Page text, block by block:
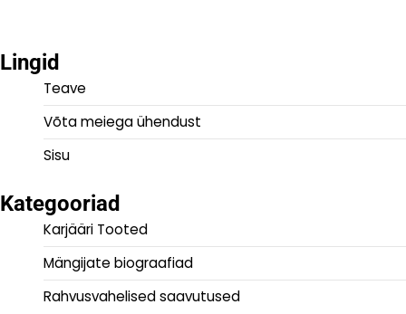
Lingid
Teave
Võta meiega ühendust
Sisu
Kategooriad
Karjääri Tooted
Mängijate biograafiad
Rahvusvahelised saavutused